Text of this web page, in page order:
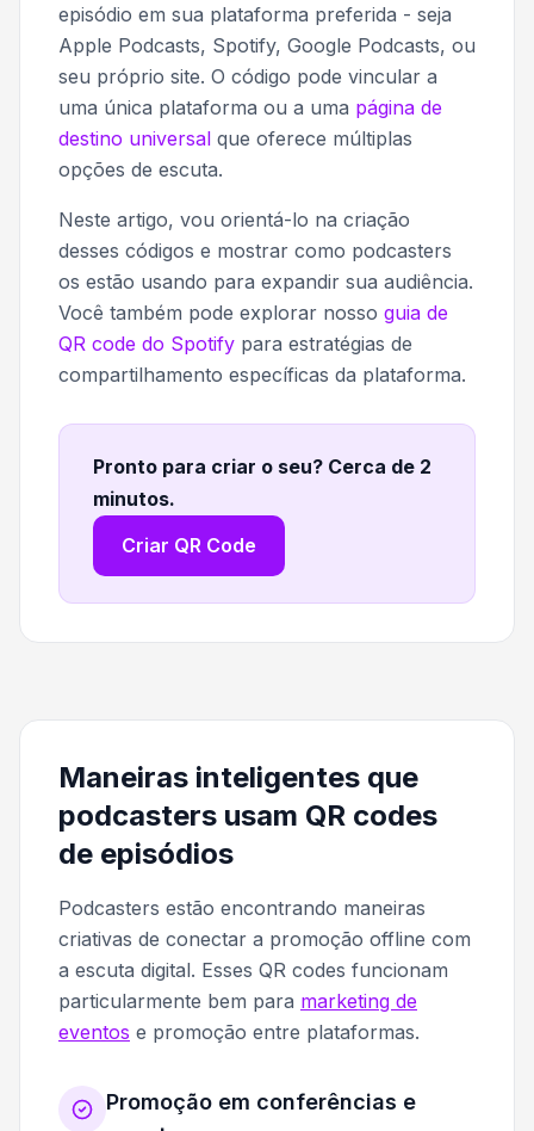
episódio em sua plataforma preferida - seja
Apple Podcasts, Spotify, Google Podcasts, ou
seu próprio site. O código pode vincular a
uma única plataforma ou a uma página de
destino universal que oferece múltiplas
opções de escuta.
Neste artigo, vou orientá-lo na criação
desses códigos e mostrar como podcasters
os estão usando para expandir sua audiência.
Você também pode explorar nosso guia de
QR code do Spotify para estratégias de
compartilhamento específicas da plataforma.
Pronto para criar o seu? Cerca de 2
minutos.
Criar QR Code
Maneiras inteligentes que
podcasters usam QR codes
de episódios
Podcasters estão encontrando maneiras
criativas de conectar a promoção offline com
a escuta digital. Esses QR codes funcionam
particularmente bem para marketing de
eventos e promoção entre plataformas.
Promoção em conferências e